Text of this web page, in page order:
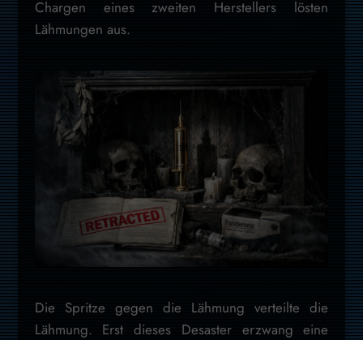
Chargen eines zweiten Herstellers lösten
Lähmungen aus.
Die Spritze gegen die Lähmung verteilte die
Lähmung. Erst dieses Desaster erzwang eine